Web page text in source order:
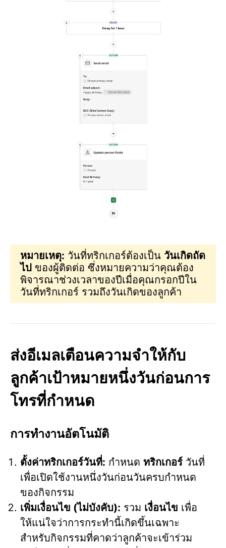
หมายเหตุ: วันที่ทริกเกอร์ต้องเป็น วันเกิดถัด
ไป ของผู้ติดต่อ ซึ่งหมายความว่าคุณต้อง
พิจารณาช่วงเวลาของปีเมื่อคุณกรอกปีใน
วันที่ทริกเกอร์ รวมถึงวันเกิดของลูกค้า
ส่งอีเมลเตือนความจำให้กับ
ลูกค้าเป้าหมายหนึ่งวันก่อนการ
โทรที่กำหนด
การทำงานอัตโนมัติ
ตั้งค่าทริกเกอร์วันที่: กำหนด ทริกเกอร์ วันที่
เพื่อเปิดใช้งานหนึ่งวันก่อนวันครบกำหนด
ของกิจกรรม
เพิ่มเงื่อนไข (ไม่บังคับ): รวม เงื่อนไข เพื่อ
ให้แน่ใจว่าการกระทำนี้เกิดขึ้นเฉพาะ
สำหรับกิจกรรมที่คาดว่าลูกค้าจะเข้าร่วม